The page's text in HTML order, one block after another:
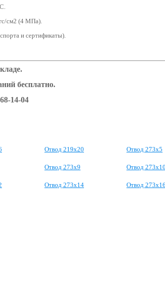
см2 (4 МПа).
и сертификаты).
бесплатно.
14-04
Отвод 219х20 Отвод 273х5
Отвод 273х9 Отвод 273х10
Отвод 273х14 Отвод 273х16